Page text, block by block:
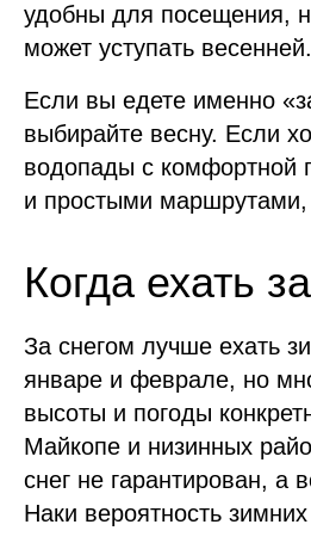
удобны для посещения,
может уступать весенней.
Если вы едете именно
выбирайте весну. Если
водопады с комфортной
и простыми
Когда ехать
За снегом лучше ехать
январе и феврале, но
высоты и погоды
Майкопе и низинных
снег не гарантирован, а
Наки вероятность